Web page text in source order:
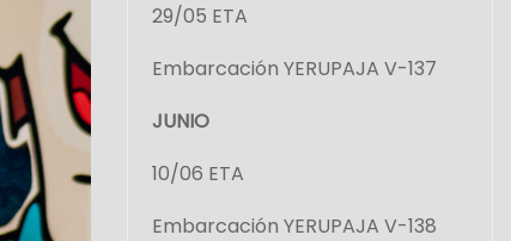
29/05 ETA
Embarcación YERUPAJA V-137
JUNIO
10/06 ETA
Embarcación YERUPAJA V-138